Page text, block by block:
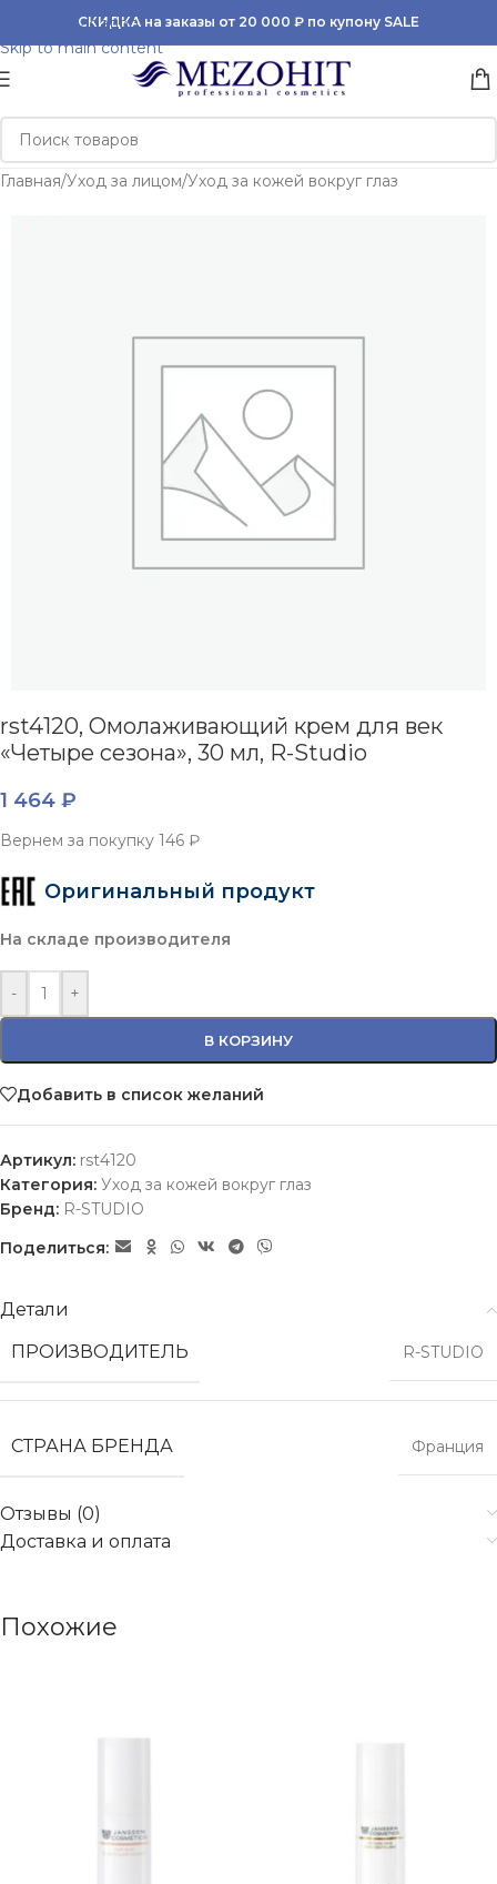
Skip to navigation
Skip to main content
СКИДКА на заказы от 20 000 ₽ по купону SALE
Главная/Уход за лицом/Уход за кожей вокруг глаз
rst4120, Омолаживающий крем для век
«Четыре сезона», 30 мл, R-Studio
1 464 ₽
Вернем за покупку 146 ₽
Оригинальный продукт
На складе производителя
- +
В КОРЗИНУ
Добавить в список желаний
Артикул: rst4120
Категория: Уход за кожей вокруг глаз
Бренд: R-STUDIO
Поделиться:
Детали
ПРОИЗВОДИТЕЛЬ
R-STUDIO
СТРАНА БРЕНДА Франция
Отзывы (0)
Доставка и оплата
Похожие